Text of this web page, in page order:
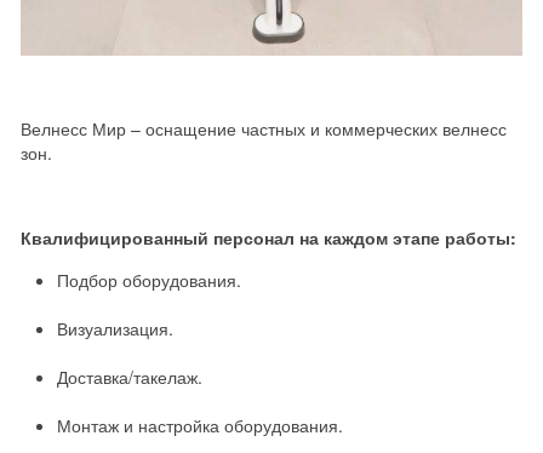
Велнесс Мир – оснащение частных и коммерческих велнесс
зон.
Квалифицированный персонал на каждом этапе работы:
Подбор оборудования.
Визуализация.
Доставка/такелаж.
Монтаж и настройка оборудования.